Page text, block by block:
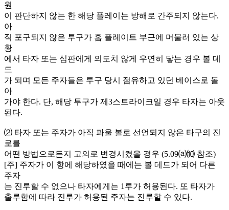
원
이 판단하지 않는 한 해당 플레이는 방해로 간주되지 않는다.
아
직 포구되지 않은 투구가 홈 플레이트 부근에 머물러 있는 상
황
에서 타자 또는 심판에게 의도치 않게 우연히 닿는 경우 볼 데
드
가 되며 모든 주자들은 투구 당시 점유하고 있던 베이스로 돌
아
가야 한다. 단, 해당 투구가 제3스트라이크일 경우 타자는 아웃
된다.
⑵ 타자 또는 주자가 아직 파울 볼로 선언되지 않은 타구의 진
로를
어떤 방법으로든지 고의로 변경시켰을 경우 (5.09⒜⑽ 참조)
[주] 주자가 이 항에 해당하였을 때에는 볼 데드가 되어 다른
주자
는 진루할 수 없으나 타자에게는 1루가 허용된다. 또 타자가
출루함에 따라 진루가 허용된 주자는 진루할 수 있다.